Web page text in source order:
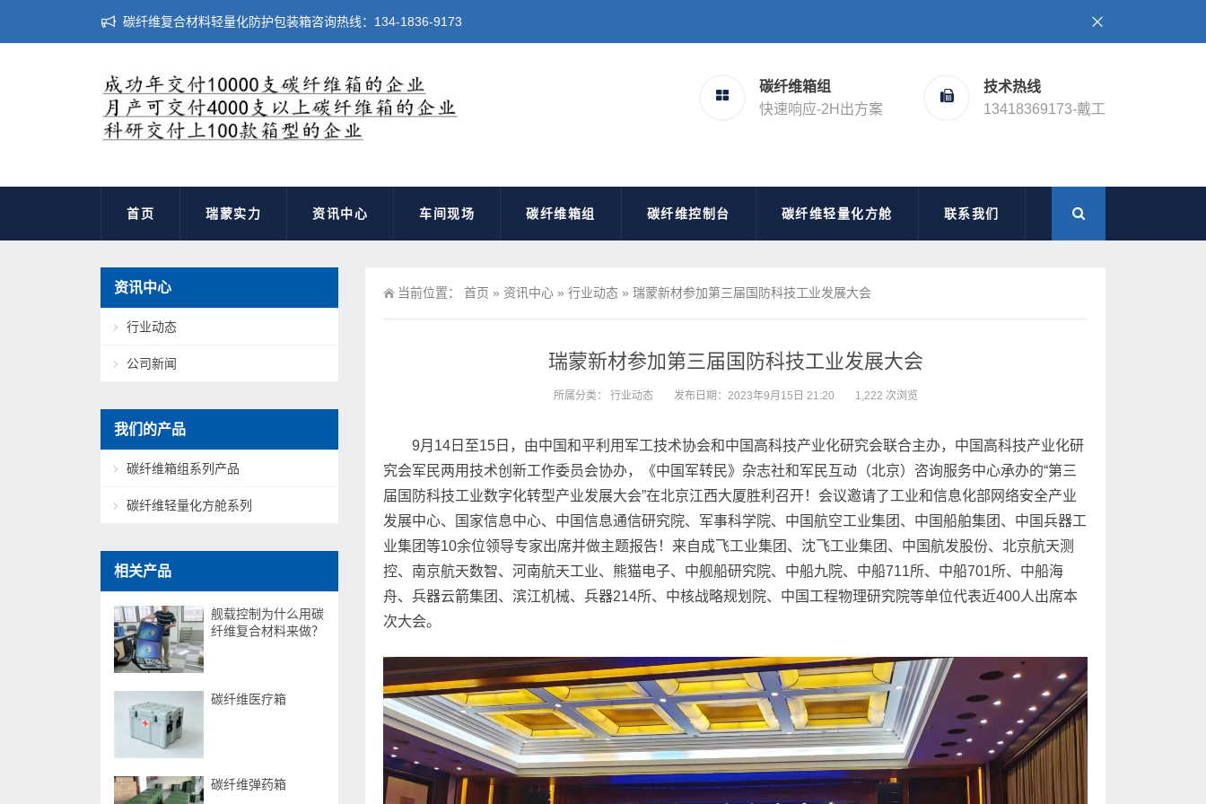
碳纤维复合材料轻量化防护包装箱咨询热线：134-1836-9173
碳纤维箱组
快速响应-2H出方案
技术热线
13418369173-戴工
首页 瑞蒙实力 资讯中心 车间现场 碳纤维箱组 碳纤维控制台 碳纤维轻量化方舱 联系我们
当前位置： 首页 » 资讯中心 » 行业动态 » 瑞蒙新材参加第三届国防科技工业发展大会
瑞蒙新材参加第三届国防科技工业发展大会
所属分类： 行业动态 发布日期：2023年9月15日 21:20 1,222 次浏览
9月14日至15日，由中国和平利用军工技术协会和中国高科技产业化研究会联合主办，中国高科技产业化研
究会军民两用技术创新工作委员会协办，《中国军转民》杂志社和军民互动（北京）咨询服务中心承办的“第三
届国防科技工业数字化转型产业发展大会”在北京江西大厦胜利召开！会议邀请了工业和信息化部网络安全产业
发展中心、国家信息中心、中国信息通信研究院、军事科学院、中国航空工业集团、中国船舶集团、中国兵器工
业集团等10余位领导专家出席并做主题报告！来自成飞工业集团、沈飞工业集团、中国航发股份、北京航天测
控、南京航天数智、河南航天工业、熊猫电子、中舰船研究院、中船九院、中船711所、中船701所、中船海
舟、兵器云箭集团、滨江机械、兵器214所、中核战略规划院、中国工程物理研究院等单位代表近400人出席本
次大会。
资讯中心
行业动态
公司新闻
我们的产品
碳纤维箱组系列产品
碳纤维轻量化方舱系列
相关产品
舰载控制为什么用碳
纤维复合材料来做？
碳纤维医疗箱
碳纤维弹药箱